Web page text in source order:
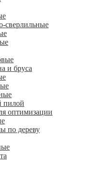
сверлильные
и бруса
пилой
оптимизации
по дереву